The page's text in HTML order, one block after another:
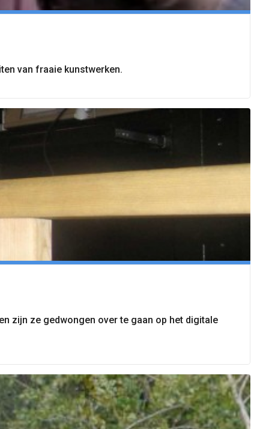
van fraaie kunstwerken.
zijn ze gedwongen over te gaan op het digitale